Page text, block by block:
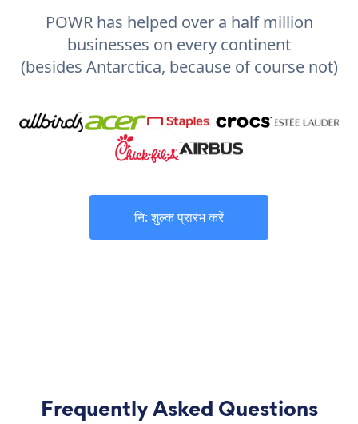
POWR has helped over a half million
businesses on every continent
(besides Antarctica, because of course not)
नि: शुल्क प्रारंभ करें
Frequently Asked Questions